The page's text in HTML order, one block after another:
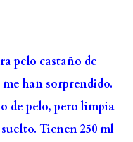
pelo castaño de
han sorprendido.
de pelo, pero limpia
Tienen 250 ml